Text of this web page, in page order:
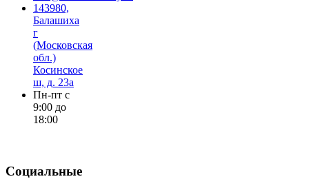
143980,
Балашиха
г
(Московская
обл.)
Косинское
ш, д. 23а
Пн-пт с
9:00 до
18:00
Социальные